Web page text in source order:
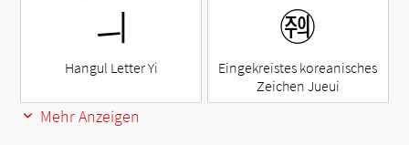
ㅢ
Hangul Letter Yi
㉽
Eingekreistes koreanisches
Zeichen Jueui
Mehr Anzeigen